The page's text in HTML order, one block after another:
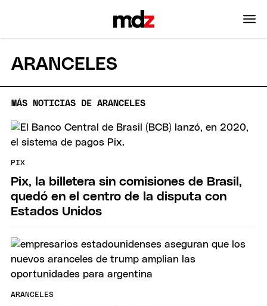
ARANCELES
MÁS NOTICIAS DE ARANCELES
PIX
Pix, la billetera sin comisiones de Brasil,
quedó en el centro de la disputa con
Estados Unidos
ARANCELES